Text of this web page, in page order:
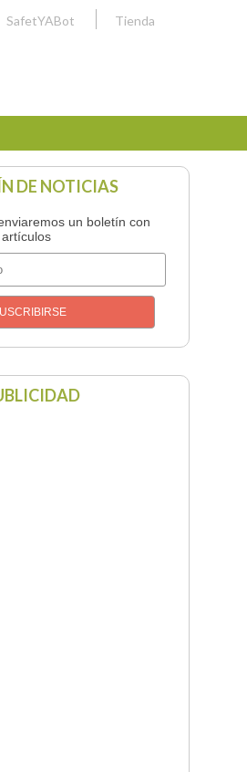
SafetYABot Tienda
DE NOTICIAS
un boletín con